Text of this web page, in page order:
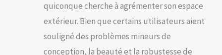
quiconque cherche à agrémenter son espace
extérieur. Bien que certains utilisateurs aient
souligné des problèmes mineurs de
conception, la beauté et la robustesse de